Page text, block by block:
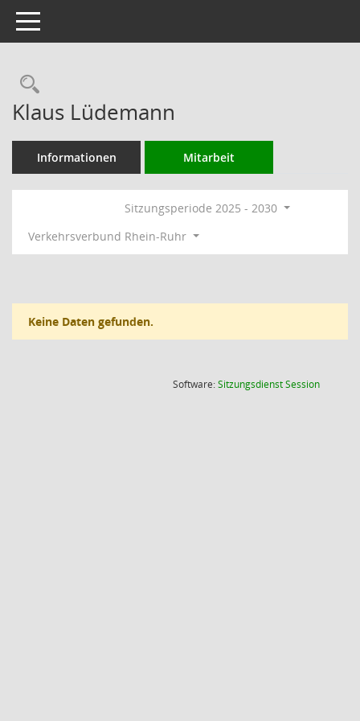
Toggle navigation
Rechercheauswahl
Klaus Lüdemann
Informationen Mitarbeit
Sitzungsperiode 2025 - 2030
Verkehrsverbund Rhein-Ruhr
Keine Daten gefunden.
Software:SitzungsdienstSession(Wird in